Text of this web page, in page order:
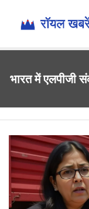
भारत में एलपीजी